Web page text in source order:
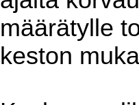
määrätylle
keston